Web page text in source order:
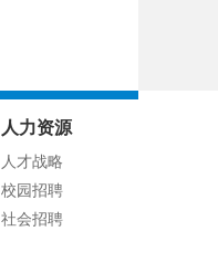
人力资源
人才战略
校园招聘
社会招聘